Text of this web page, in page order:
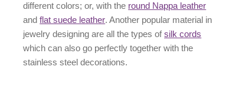
different colors; or, with the round Nappa leather
andflat suede leather. Another popular material in
jewelry designing are all the types ofsilk cords
which can also go perfectly together with the
stainless steel decorations.